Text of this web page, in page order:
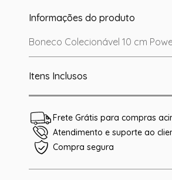
Informações do produto
Boneco Colecionável 10 cm
Itens Inclusos
Frete Grátis para compras
Atendimento e suporte ao
Compra segura